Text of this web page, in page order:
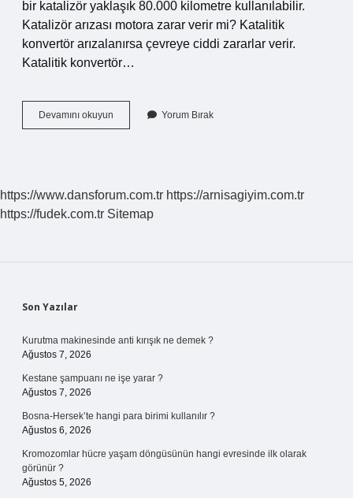
bir katalizör yaklaşık 80.000 kilometre kullanılabilir.
Katalizör arızası motora zarar verir mi? Katalitik
konvertör arızalanırsa çevreye ciddi zararlar verir.
Katalitik konvertör…
Devamını okuyun Katalizörün
Ömrü
Yorum Bırak
https://www.dansforum.com.tr https://arnisagiyim.com.tr
https://fudek.com.tr Sitemap
Sidebar
Son Yazılar
Kurutma makinesinde anti kırışık ne demek ?
Ağustos 7, 2026
Kestane şampuanı ne işe yarar ?
Ağustos 7, 2026
Bosna-Hersek’te hangi para birimi kullanılır ?
Ağustos 6, 2026
Kromozomlar hücre yaşam döngüsünün hangi evresinde ilk olarak
görünür ?
Ağustos 5, 2026